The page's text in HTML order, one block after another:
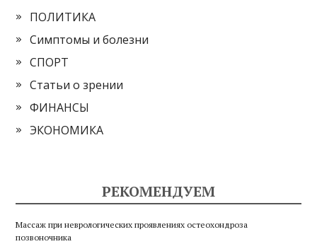
ПОЛИТИКА
Симптомы и болезни
СПОРТ
Статьи о зрении
ФИНАНСЫ
ЭКОНОМИКА
РЕКОМЕНДУЕМ
Массаж при неврологических проявлениях остеохондроза
позвоночника